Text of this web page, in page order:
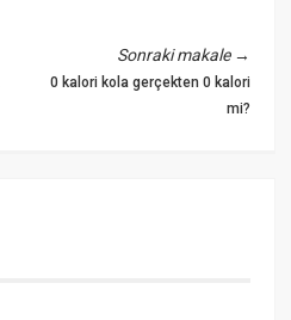
Sonraki makale→
0 kalori kola gerçekten 0 kalori
mi?